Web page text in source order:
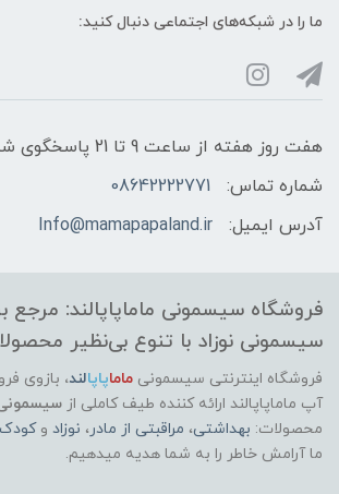
ما را در شبکه‌های اجتماعی دنبال کنید:
هفت روز هفته از ساعت 9 تا 21 پاسخگوی شما هستیم
شماره تماس:
08642222771
آدرس ایمیل:
Info@mamapapaland.ir
فروشگاه سیسمونی ماماپاپالند: مرجع
سیسمونی نوزاد با تنوع بی‌نظیر
فروشگاه اینترنتی سیسمونی ماماپاپالند، بازوی
آپ ماماپاپالند ارائه کننده طیف کاملی از سیسمونی
محصولات: بهداشتی، مراقبتی از مادر ، نوزاد وکودک
ما آرامش خاطر را به شما هدیه میدهیم.